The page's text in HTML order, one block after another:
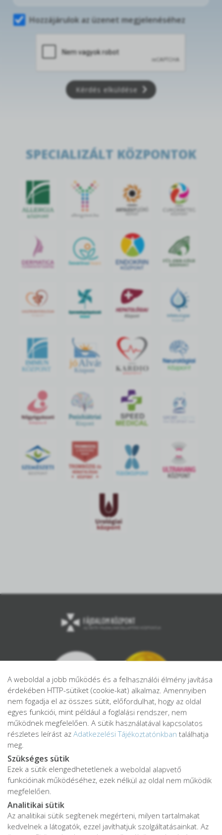
Hozzájárulok az üzenet megjelenéséhez
Kérdés elküldése
SPECIALIZÁLT KÖZPONTOK
IMMUN
KÖZPONT
jó Alvás
Központ
Adatkezelési tájékoztató
Adatvédelmi tájékoztató
Impresszum
Karrier
A weboldal a jobb működés és a felhasználói élmény javítása
érdekében HTTP-sütiket (cookie-kat) alkalmaz. Amennyiben
nem fogadja el az összes sütit, előfordulhat, hogy az oldal
egyes funkciói, mint például a foglalási rendszer, nem
működnek megfelelően. A sütik használatával kapcsolatos
részletes leírást az Adatkezelési Tájékoztatónkban találhatja
meg.
Szükséges sütik
Ezek a sütik elengedhetetlenek a weboldal alapvető
funkcióinak működéséhez, ezek nélkül az oldal nem működik
megfelelően.
Analitikai sütik
Az analitikai sütik segítenek megérteni, milyen tartalmakat
kedvelnek a látogatók, ezzel javíthatjuk szolgáltatásainkat. Az